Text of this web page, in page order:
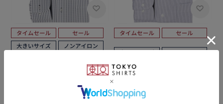
【吸水速乾】【COFREX】 ボ
タンダウン 長袖 形態安定 ワイ
BRICK HOUSE
ワイド 長袖 形態安定 ワイシャ
ツ 大きいサイズ